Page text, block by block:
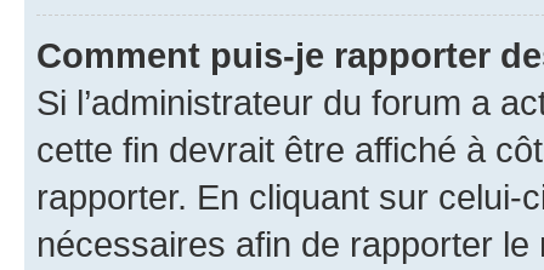
Comment puis-je rapporter
Si l’administrateur du forum a
cette fin devrait être affiché à
rapporter. En cliquant sur
nécessaires afin de rapporter le